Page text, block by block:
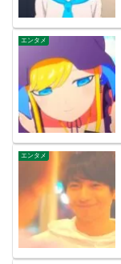
エンタメ
エンタメ